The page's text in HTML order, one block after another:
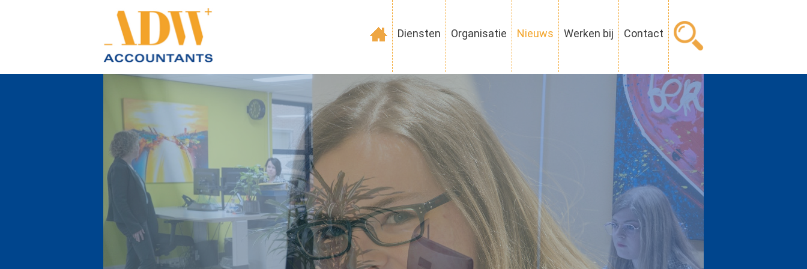
Diensten Organisatie Nieuws Werken bij Contact